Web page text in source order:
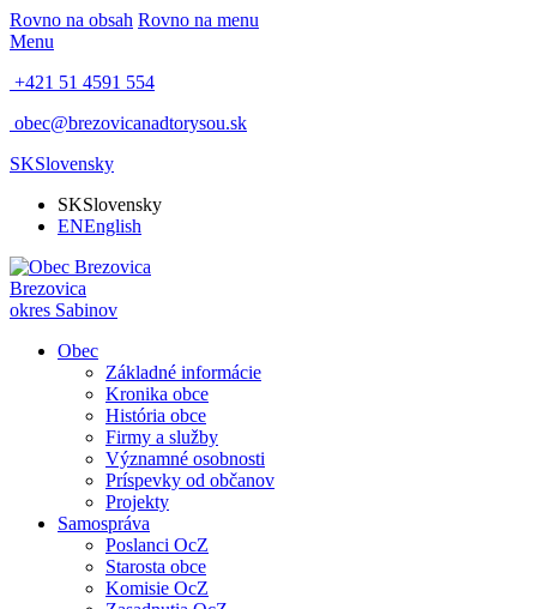
Rovno na obsah Rovno na menu
Menu
+421 51 4591 554
obec@brezovicanadtorysou.sk
SKSlovensky
SKSlovensky
ENEnglish
Brezovica
okres Sabinov
Obec
Základné informácie
Kronika obce
História obce
Firmy a služby
Významné osobnosti
Príspevky od občanov
Projekty
Samospráva
Poslanci OcZ
Starosta obce
Komisie OcZ